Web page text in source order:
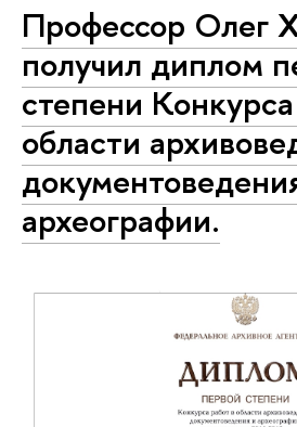
Профессор Олег
получил диплом
степени
области
археографии.